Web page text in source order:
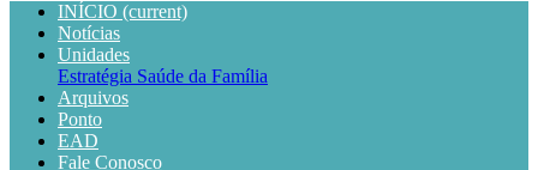
INÍCIO (current)
Notícias
Unidades
Estratégia Saúde da Família
Arquivos
Ponto
EAD
Fale Conosco